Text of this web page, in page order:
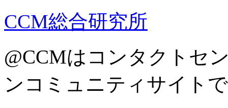
CCM総合研究所
@CCMはコンタクトセ
ンコミュニティサイト